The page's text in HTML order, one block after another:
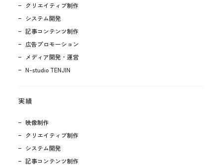
クリエイティブ制作
システム開発
記事コンテンツ制作
広告プロモーション
メディア開発・運営
N-studio TENJIN
実績
映像制作
クリエイティブ制作
システム開発
記事コンテンツ制作